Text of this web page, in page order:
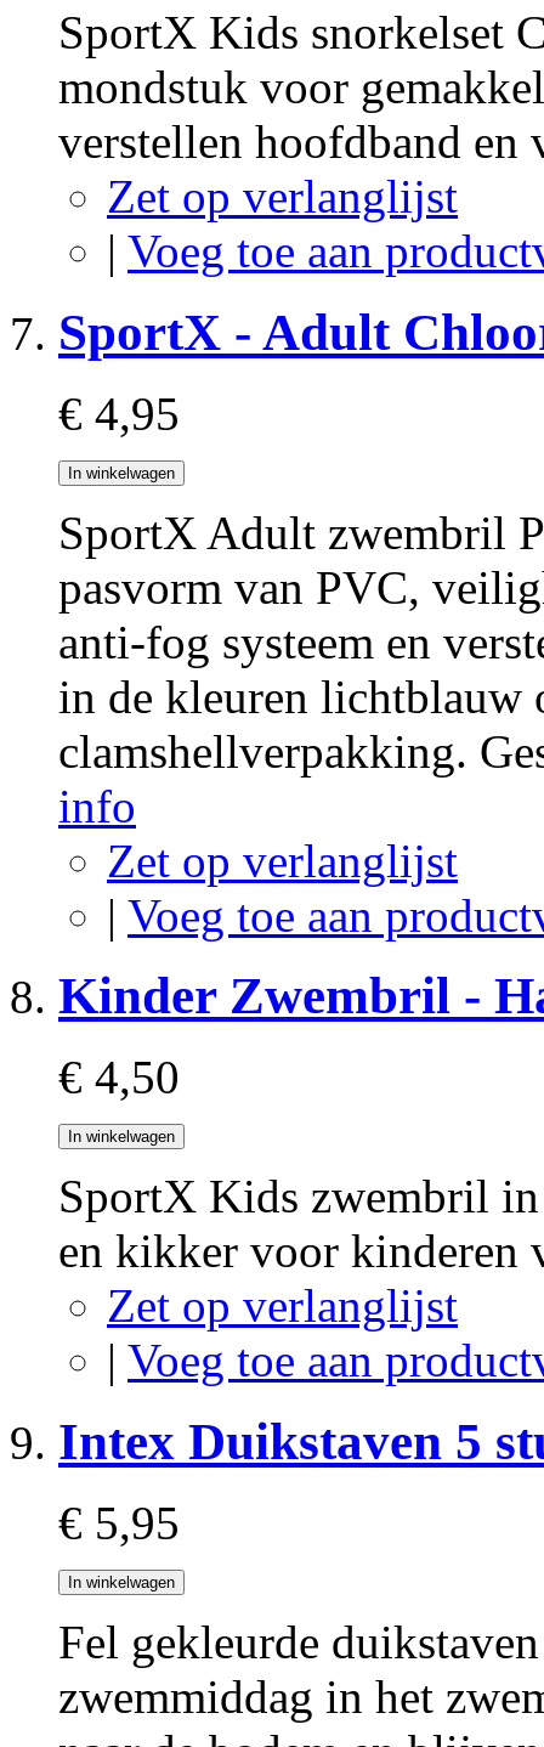
SportX Kids snorkelset
mondstuk voor
verstellen hoofdband
Zet op verlanglijst
| Voeg toe aan
SportX - Adult
€ 4,95
In winkelwagen
SportX Adult zwembril
pasvorm van PVC,
anti-fog systeem en
in de kleuren lichtblauw
clamshellverpakking.
info
Zet op verlanglijst
| Voeg toe aan
Kinder Zwembril -
€ 4,50
In winkelwagen
SportX Kids zwembril
en kikker voor kinderen
Zet op verlanglijst
| Voeg toe aan
Intex Duikstaven 5
€ 5,95
In winkelwagen
Fel gekleurde
zwemmiddag in het